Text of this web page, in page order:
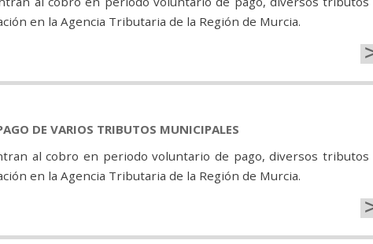
en la Agencia Tributaria de la Región de Murcia.
DE VARIOS TRIBUTOS MUNICIPALES
al cobro en periodo voluntario de pago, diversos tributos
en la Agencia Tributaria de la Región de Murcia.